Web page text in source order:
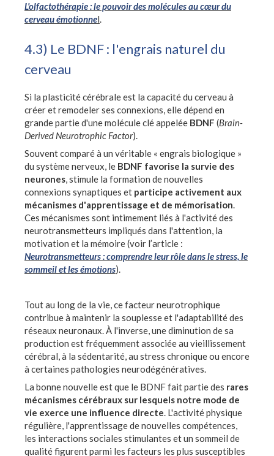
L'olfactothérapie : le pouvoir des molécules au cœur du
cerveau émotionnel.
4.3) Le BDNF : l'engrais naturel du
cerveau
Si la plasticité cérébrale est la capacité du cerveau à
créer et remodeler ses connexions, elle dépend en
grande partie d'une molécule clé appelée BDNF (Brain-
Derived Neurotrophic Factor).
Souvent comparé à un véritable « engrais biologique »
du système nerveux, le BDNF favorise la survie des
neurones, stimule la formation de nouvelles
connexions synaptiques et participe activement aux
mécanismes d'apprentissage et de mémorisation.
Ces mécanismes sont intimement liés à l'activité des
neurotransmetteurs impliqués dans l'attention, la
motivation et la mémoire (voir l’article :
Neurotransmetteurs : comprendre leur rôle dans le stress, le
sommeil et les émotions).
Tout au long de la vie, ce facteur neurotrophique
contribue à maintenir la souplesse et l'adaptabilité des
réseaux neuronaux. À l'inverse, une diminution de sa
production est fréquemment associée au vieillissement
cérébral, à la sédentarité, au stress chronique ou encore
à certaines pathologies neurodégénératives.
La bonne nouvelle est que le BDNF fait partie des rares
mécanismes cérébraux sur lesquels notre mode de
vie exerce une influence directe. L'activité physique
régulière, l'apprentissage de nouvelles compétences,
les interactions sociales stimulantes et un sommeil de
qualité figurent parmi les facteurs les plus susceptibles